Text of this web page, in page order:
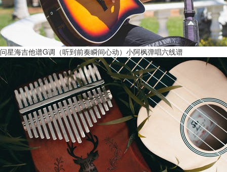
问星海吉他谱G调（听到前奏瞬间心动）小阿枫弹唱六线谱